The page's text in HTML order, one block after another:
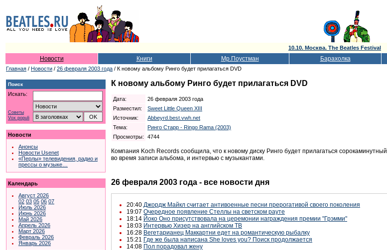
10.10. Москва. The Beatles Festival
Новости Книги Мр.Поустман Барахолка
Главная / Новости / 26 февраля 2003 года / К новому альбому Ринго будет прилагаться DVD
Поиск
Искать:
Советы
Vox populi
Новости
Анонсы
Новости Usenet
«Перлы» телевидения, радио и
прессы о музыке…
Календарь
Август 2026
02 03 05 06 07
Июль 2026
Июнь 2026
Май 2026
Апрель 2026
Март 2026
Февраль 2026
Январь 2026
К новому альбому Ринго будет прилагаться DVD
Дата:
26 февраля 2003 года
Разместил:
Sweet Little Queen XIII
Источник:
Abbeyrd.best.vwh.net
Тема:
Ринго Старр - Ringo Rama (2003)
Просмотры:
4744
Компания Koch Records сообщила, что к новому диску Ринго будет прилагаться сорокаминутный
во время записи альбома и интервью с музыкантами.
26 февраля 2003 года - все новости дня
20:40 Джордж Майкл считает антивоенные песни прерогативой своего поколения
19:07 Очередное появление Стеллы на светском рауте
18:14 Йоко Оно присутствовала на церемонии награждения премии "Грэмми"
18:03 Интервью Хизер на английском ТВ
16:28 Вегетарианец Маккартни едет на романтическую рыбалку
15:21 Где же была написана She loves you? Поиск продолжается
14:08 Пол порадовал жену